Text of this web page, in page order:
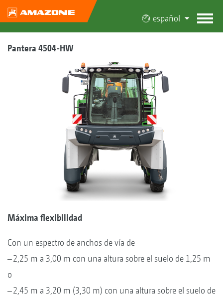
español
Pantera 4504-HW
Máxima flexibilidad
Con un espectro de anchos de vía de
– 2,25 m a 3,00 m con una altura sobre el suelo de 1,25 m
o
– 2,45 m a 3,20 m (3,30 m) con una altura sobre el suelo de